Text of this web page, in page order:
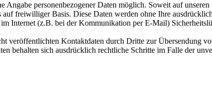
Angabe personenbezogener Daten möglich. Soweit auf
freiwilliger Basis. Diese Daten werden ohne Ihre
Internet (z.B. bei der Kommunikation per E-Mail)
veröffentlichten Kontaktdaten durch Dritte zur Übersendung
behalten sich ausdrücklich rechtliche Schritte im Falle der